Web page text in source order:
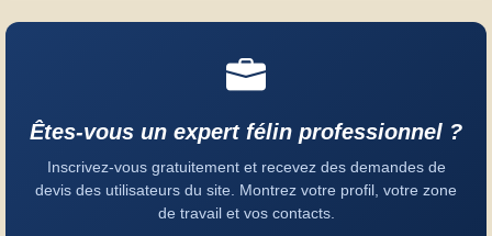
Êtes-vous un expert félin professionnel ?
Inscrivez-vous gratuitement et recevez des demandes de
devis des utilisateurs du site. Montrez votre profil, votre zone
de travail et vos contacts.